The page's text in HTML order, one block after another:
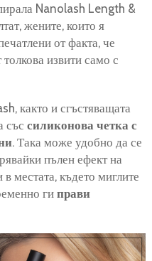
Nanolash Length &
жените, които я
от факта, че
извити само с
както и сгъстяващата
със силиконова четка с
. Така може удобно да се
пълен ефект на
местата, където миглите
ги прави